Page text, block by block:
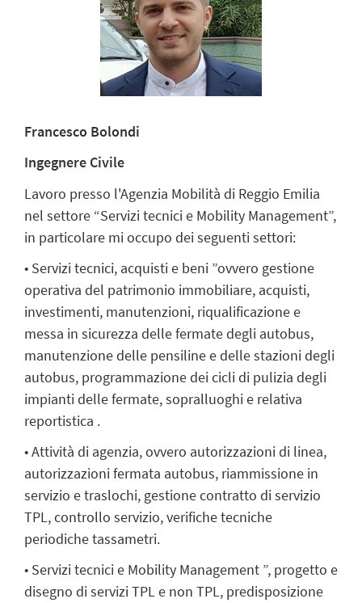
Francesco Bolondi
Ingegnere Civile
Lavoro presso l'Agenzia Mobilità di Reggio Emilia
nel settore “Servizi tecnici e Mobility Management”,
in particolare mi occupo dei seguenti settori:
• Servizi tecnici, acquisti e beni ”ovvero gestione
operativa del patrimonio immobiliare, acquisti,
investimenti, manutenzioni, riqualificazione e
messa in sicurezza delle fermate degli autobus,
manutenzione delle pensiline e delle stazioni degli
autobus, programmazione dei cicli di pulizia degli
impianti delle fermate, sopralluoghi e relativa
reportistica .
• Attività di agenzia, ovvero autorizzazioni di linea,
autorizzazioni fermata autobus, riammissione in
servizio e traslochi, gestione contratto di servizio
TPL, controllo servizio, verifiche tecniche
periodiche tassametri.
• Servizi tecnici e Mobility Management ”, progetto e
disegno di servizi TPL e non TPL, predisposizione